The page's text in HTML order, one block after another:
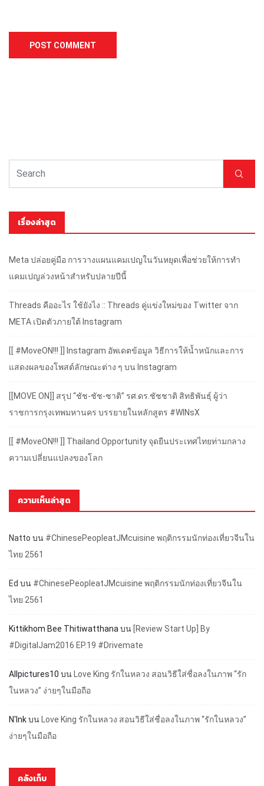
เรื่องล่าสุด
Meta ปล่อยคู่มือ การวางแผนแคมเปญในวันหยุดเพื่อช่วยให้การทำ
แคมเปญล่วงหน้าสำหรับปลายปีนี้
Threads คืออะไร ใช้ยังไง :: Threads คู่แข่งใหม่ของ Twitter จาก
META เปิดตัวภายใต้ Instagram
[[ #MoveON!!! ]] Instagram อัพเดตข้อมูล วิธีการให้น้ำหนักและการ
แสดงผลของโพสต์ลักษณะต่าง ๆ บน Instagram
[[MOVE ON]] สรุป “ชัช-ชัช-ชาติ” รศ.ดร.ชัชชาติ สิทธิพันธุ์ ผู้ว่า
ราชการกรุงเทพมหานคร บรรยายในหลักสูตร #WINsX
[[ #MoveON!!! ]] Thailand Opportunity จุดยืนประเทศไทยท่ามกลาง
ความเปลี่ยนแปลงของโลก
ความเห็นล่าสุด
Natto บน #ChinesePeopleatJMcuisine พฤติกรรมนักท่องเที่ยวจีนใน
ไทย 2561
Ed บน #ChinesePeopleatJMcuisine พฤติกรรมนักท่องเที่ยวจีนใน
ไทย 2561
Kittikhom Bee Thitiwatthana บน [Review Start Up] By
#DigitalJam2016 EP.19 #Drivemate
Allpictures10 บน
Love King รักในหลวง สอนวิธีใส่ชื่อลงในภาพ “รัก
ในหลวง” ง่ายๆในมือถือ
N'Inkบน
Love King รักในหลวง สอนวิธีใส่ชื่อลงในภาพ “รักในหลวง”
ง่ายๆในมือถือ
คลังเก็บ